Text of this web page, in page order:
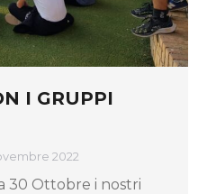
I GRUPPI
2022
30 Ottobre i nostri